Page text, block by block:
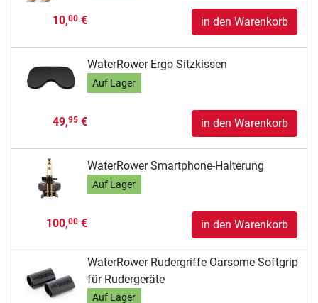
10,00€ in den Warenkorb
WaterRower Ergo Sitzkissen
Auf Lager
49,95€ in den Warenkorb
WaterRower Smartphone-Halterung
Auf Lager
100,00€ in den Warenkorb
WaterRower Rudergriffe Oarsome Softgrip
für Rudergeräte
Auf Lager